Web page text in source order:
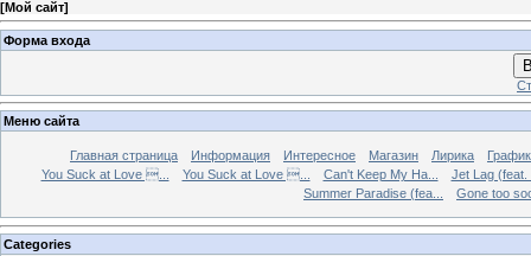
[Мой сайт]
Форма входа
Меню сайта
Главная страница Информация Интересное Магазин Лирика
You Suck at Love ...
You Suck at Love ... Can't Keep My Ha...
Jet Lag (feat.
Summer Paradise (fea...
Gone too
Categories